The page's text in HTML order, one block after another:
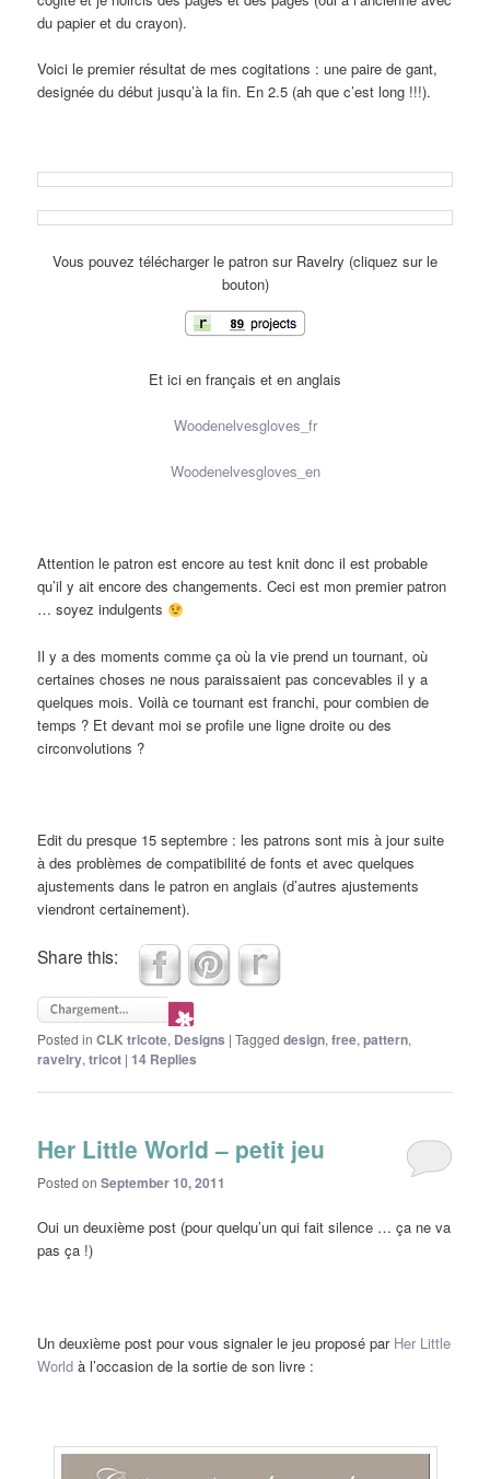
du papier et du crayon).
Voici le premier résultat de mes cogitations : une paire de gant,
designée du début jusqu’à la fin. En 2.5 (ah que c’est long !!!).
Vous pouvez télécharger le patron sur Ravelry (cliquez sur le
bouton)
Et ici en français et en anglais
Woodenelvesgloves_fr
Woodenelvesgloves_en
Attention le patron est encore au test knit donc il est probable
qu’il y ait encore des changements. Ceci est mon premier patron
… soyez indulgents
Il y a des moments comme ça où la vie prend un tournant, où
certaines choses ne nous paraissaient pas concevables il y a
quelques mois. Voilà ce tournant est franchi, pour combien de
temps ? Et devant moi se profile une ligne droite ou des
circonvolutions ?
Edit du presque 15 septembre : les patrons sont mis à jour suite
à des problèmes de compatibilité de fonts et avec quelques
ajustements dans le patron en anglais (d’autres ajustements
viendront certainement).
Share this:
Posted in CLK tricote, Designs |Tagged design,free,pattern,
ravelry,tricot | 14 Replies
Her Little World – petit jeu
Posted onSeptember 10, 2011
Oui un deuxième post (pour quelqu’un qui fait silence … ça ne va
pas ça !)
Un deuxième post pour vous signaler le jeu proposé par Her Little
World à l’occasion de la sortie de son livre :